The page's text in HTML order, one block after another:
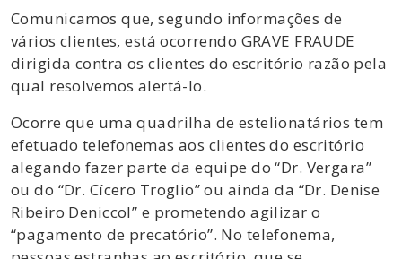
Comunicamos que, segundo informações de
vários clientes, está ocorrendo GRAVE FRAUDE
dirigida contra os clientes do escritório razão pela
qual resolvemos alertá-lo.
Ocorre que uma quadrilha de estelionatários tem
efetuado telefonemas aos clientes do escritório
alegando fazer parte da equipe do “Dr. Vergara”
ou do “Dr. Cícero Troglio” ou ainda da “Dr. Denise
Ribeiro Deniccol” e prometendo agilizar o
“pagamento de precatório”. No telefonema,